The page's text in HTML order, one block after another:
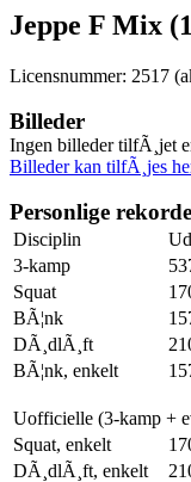
Jeppe F Mix
Licensnummer: 2517
Billeder
Ingen billeder tilfÃ¸jet
Billeder kan tilfÃ¸jes
Personlige
Disciplin
3-kamp
Squat
BÃ¦nk
DÃ¸dlÃ¸ft
BÃ¦nk, enkelt
Uofficielle (3-kamp +
Squat, enkelt
DÃ¸dlÃ¸ft, enkelt